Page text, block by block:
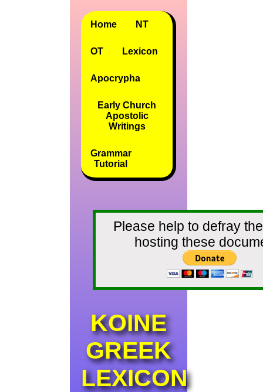
Home NT
OT Lexicon
Apocrypha
Early Church
Apostolic
Writings
Grammar
Tutorial
Please help to defray
hosting these
KOINE
GREEK
LEXICON